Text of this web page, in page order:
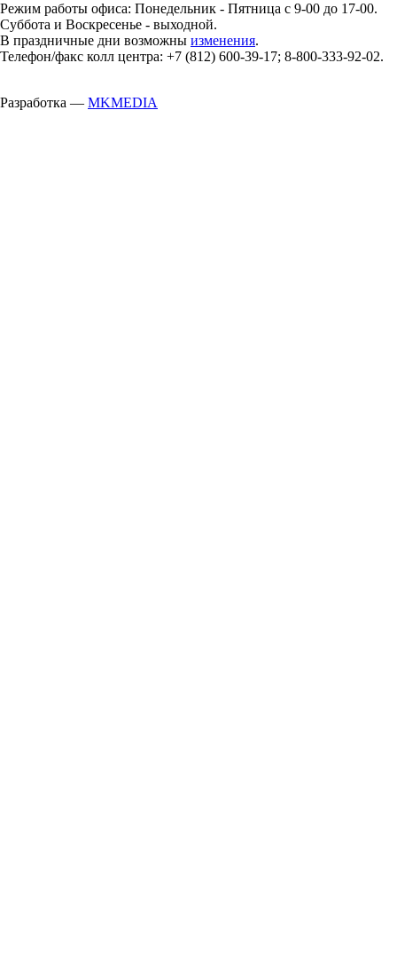
Режим работы офиса: Понедельник - Пятница с 9-00 до 17-00.
Суббота и Воскресенье - выходной.
В праздничные дни возможны изменения.
Телефон/факс колл центра: +7 (812) 600-39-17; 8-800-333-92-02.
Разработка — MKMEDIA